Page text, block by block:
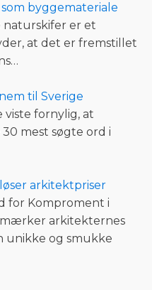
byggemateriale
er et
at det er fremstillet
til Sverige
viste fornylig, at
mest søgte ord i
arkitektpriser
for Komproment i
arkitekternes
unikke og smukke